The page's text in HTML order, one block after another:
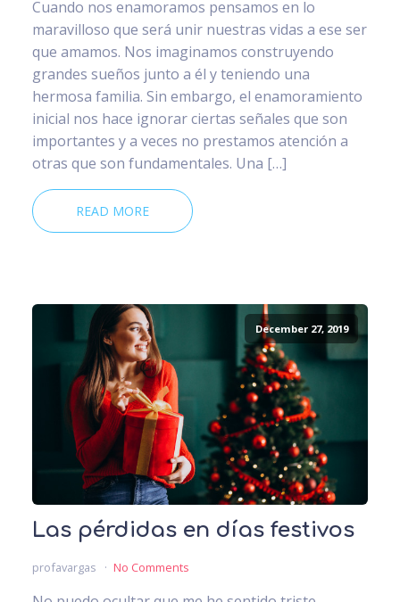
Cuando nos enamoramos pensamos en lo
maravilloso que será unir nuestras vidas a ese ser
que amamos. Nos imaginamos construyendo
grandes sueños junto a él y teniendo una
hermosa familia. Sin embargo, el enamoramiento
inicial nos hace ignorar ciertas señales que son
importantes y a veces no prestamos atención a
otras que son fundamentales. Una […]
READ MORE
December 27, 2019
Las pérdidas en días festivos
profavargas No Comments